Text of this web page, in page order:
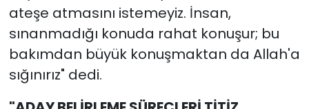
ateşe atmasını istemeyiz. İnsan,
sınanmadığı konuda rahat konuşur; bu
bakımdan büyük konuşmaktan da Allah'a
sığınırız" dedi.